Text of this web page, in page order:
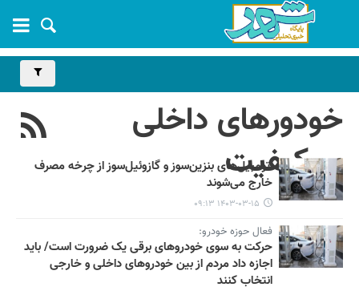
خودورهای داخلی
بی‌کیفیتاتومبیل‌های بنزین‌سوز و گازوئیل‌سوز از چرخه مصرف
خارج می‌شوند
۱۴۰۳-۰۳-۱۵ ۰۹:۱۳
فعال حوزه خودرو:
حرکت به سوی خودروهای برقی یک ضرورت است/ باید
اجازه داد مردم از بین خودروهای داخلی و خارجی
انتخاب کنند